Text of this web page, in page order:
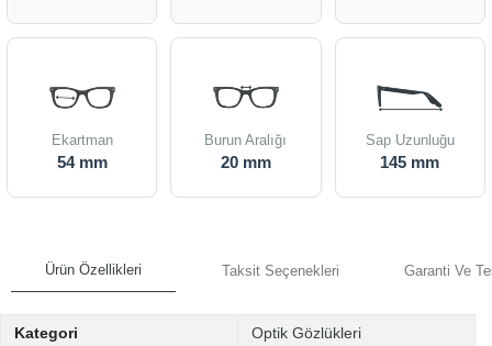
Ekartman
54 mm
Burun Aralığı
20 mm
Sap Uzunluğu
145 mm
Ürün Özellikleri Taksit Seçenekleri Garanti Ve
Kategori Optik Gözlükleri